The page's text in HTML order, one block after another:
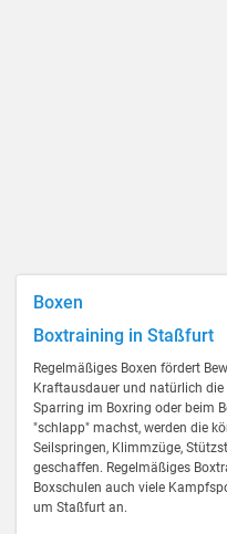
Boxen
Boxtraining in Staßfurt
Regelmäßiges Boxen fördert
Kraftausdauer und natürlich
Sparring im Boxring oder beim
"schlapp" machst, werden die
Seilspringen, Klimmzüge,
geschaffen. Regelmäßiges
Boxschulen auch viele
um Staßfurt an.